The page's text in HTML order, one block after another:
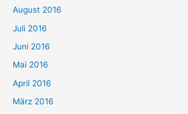
August 2016
Juli 2016
Juni 2016
Mai 2016
April 2016
März 2016